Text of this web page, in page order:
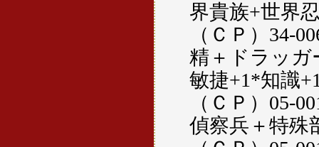
界貴族+世界
（ＣＰ）34-
精＋ドラッガ
敏捷+1*知識
（ＣＰ）05-
偵察兵＋特殊